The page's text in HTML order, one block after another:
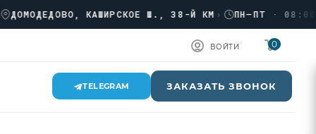
КАШИРСКОЕ Ш., 38-Й КМ› ПН–ПТ · 08:00 →
ВОЙТИ 0
TELEGRAM ЗАКАЗАТЬ ЗВОНОК